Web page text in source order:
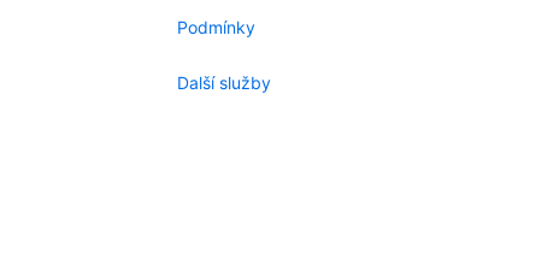
Podmínky
Další služby